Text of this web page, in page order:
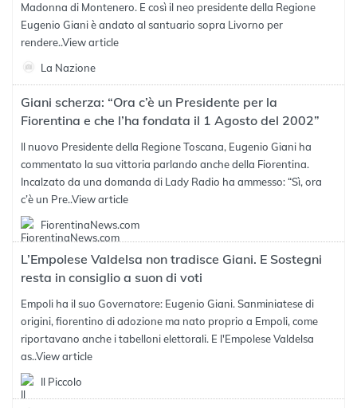
Madonna di Montenero. E così il neo presidente della Regione
Eugenio Giani è andato al santuario sopra Livorno per
rendere..View article
La Nazione
Giani scherza: “Ora c’è un Presidente per la
Fiorentina e che l’ha fondata il 1 Agosto del 2002”
Il nuovo Presidente della Regione Toscana, Eugenio Giani ha
commentato la sua vittoria parlando anche della Fiorentina.
Incalzato da una domanda di Lady Radio ha ammesso: “Sì, ora
c’è un Pre..View article
FiorentinaNews.com
L’Empolese Valdelsa non tradisce Giani. E Sostegni
resta in consiglio a suon di voti
Empoli ha il suo Governatore: Eugenio Giani. Sanminiatese di
origini, fiorentino di adozione ma nato proprio a Empoli, come
riportavano anche i tabelloni elettorali. E l'Empolese Valdelsa
as..View article
Il Piccolo